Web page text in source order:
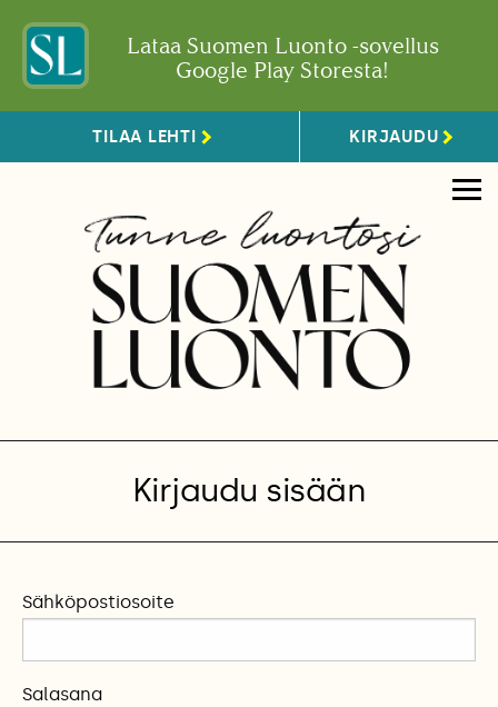
Lataa Suomen Luonto -sovellus
Google Play Storesta!
TILAA LEHTI KIRJAUDU
Kirjaudu sisään
Sähköpostiosoite
Salasana